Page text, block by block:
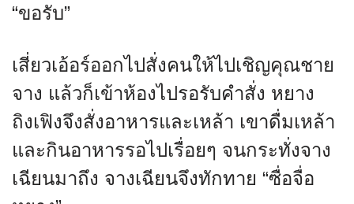
“ขอรับ”
เสี่ยวเอ้อร์ออกไปสั่งคนให้ไปเชิญคุณชาย
จาง แล้วก็เข้าห้องไปรอรับคำสั่ง หยาง
ถิงเฟิงจึงสั่งอาหารและเหล้า เขาดื่มเหล้า
และกินอาหารรอไปเรื่อยๆ จนกระทั่งจาง
เฉียนมาถึง จางเฉียนจึงทักทาย “ซื่อจื่อ